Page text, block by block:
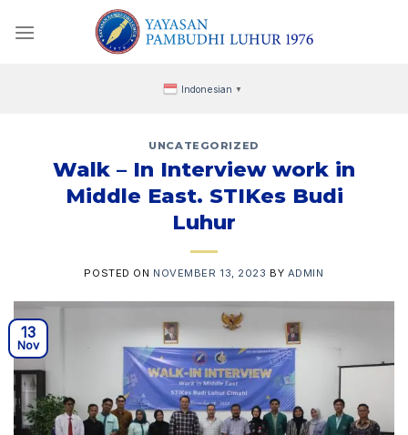
Indonesian ▼
UNCATEGORIZED
Walk – In Interview work in
Middle East. STIKes Budi
Luhur
POSTED ON NOVEMBER 13, 2023 BY ADMIN
13
Nov